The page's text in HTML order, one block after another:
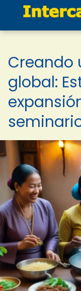
Creando
global: